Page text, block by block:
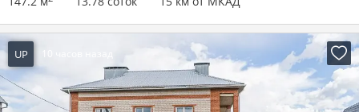
UP 10 часов назад